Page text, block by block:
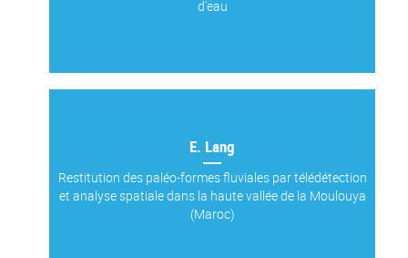
d'eau
E. Lang
Restitution des paléo-formes fluviales par télédétection
et analyse spatiale dans la haute vallée de la Moulouya
(Maroc)